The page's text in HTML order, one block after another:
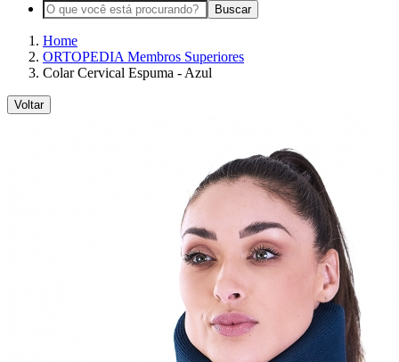
Buscar
Home
ORTOPEDIA Membros Superiores
Colar Cervical Espuma - Azul
Voltar